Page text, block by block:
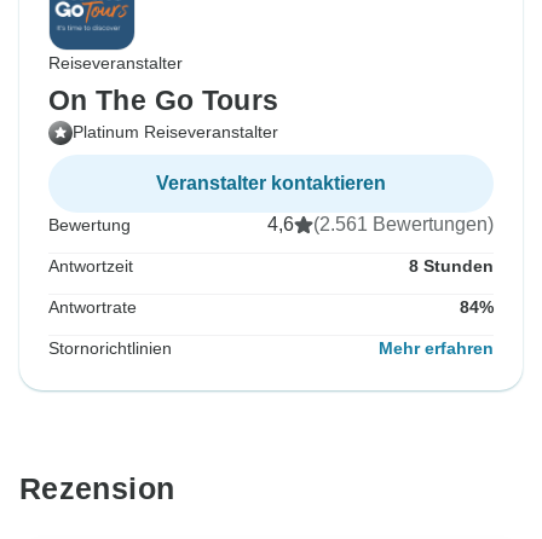
Reiseveranstalter
On The Go Tours
Platinum Reiseveranstalter
Veranstalter kontaktieren
Bewertung 4,6 (2.561 Bewertungen)
Antwortzeit 8 Stunden
Antwortrate 84%
Stornorichtlinien Mehr erfahren
Rezension